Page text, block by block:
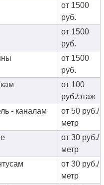
от 1500
руб.
от 1500
руб.
от 1500
руб.
от 100
руб./этаж
- каналам
от 50 руб./
метр
от 30 руб./
метр
от 30 руб./
метр